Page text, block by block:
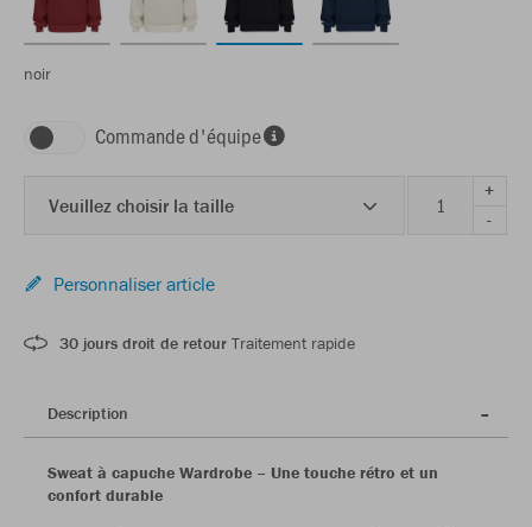
noir
Commande d'équipe
Veuillez choisir la taille
+
-
Personnaliser article
30 jours droit de retour Traitement rapide
Description
Sweat à capuche Wardrobe – Une touche rétro et un
confort durable